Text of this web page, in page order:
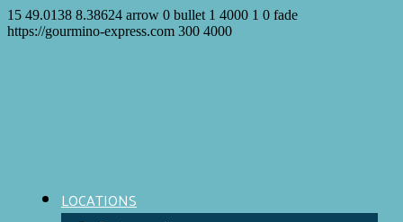
15 49.0138 8.38624 arrow 0 bullet 1 4000 1 0 fade
https://gourmino-express.com 300 4000
LOCATIONS